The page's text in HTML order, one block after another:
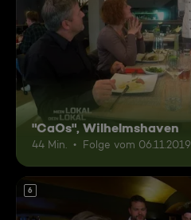
"CaOs", Wilhelmshaven
44 Min. Folge vom 06.11.2019
6